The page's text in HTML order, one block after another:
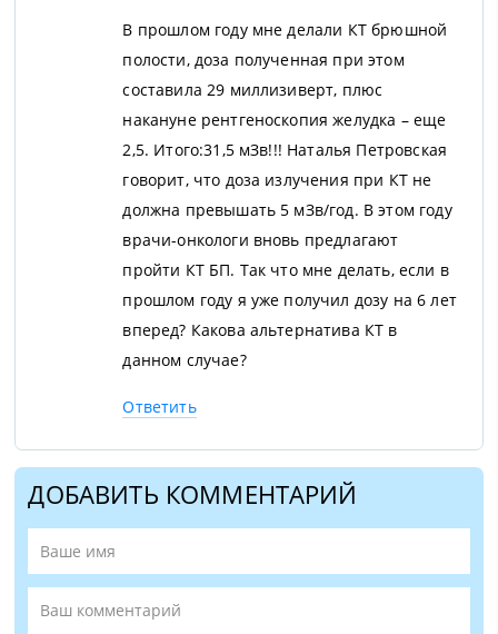
В прошлом году мне делали КТ брюшной
полости, доза полученная при этом
составила 29 миллизиверт, плюс
накануне рентгеноскопия желудка – еще
2,5. Итого:31,5 мЗв!!! Наталья Петровская
говорит, что доза излучения при КТ не
должна превышать 5 мЗв/год. В этом году
врачи-онкологи вновь предлагают
пройти КТ БП. Так что мне делать, если в
прошлом году я уже получил дозу на 6 лет
вперед? Какова альтернатива КТ в
данном случае?
Ответить
ДОБАВИТЬ КОММЕНТАРИЙ